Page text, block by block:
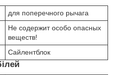
для поперечного рычага
Не содержит особо опасных
веществ!
Сайлентблок